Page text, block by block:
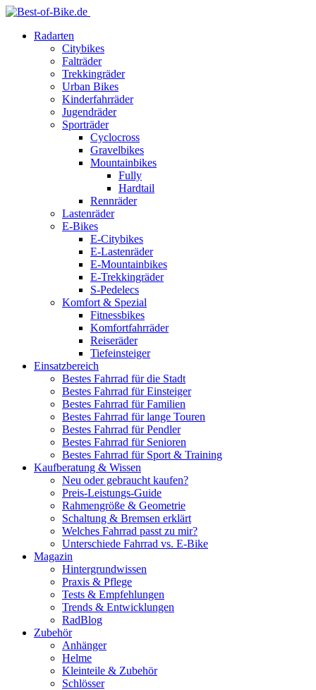
Radarten
Citybikes
Falträder
Trekkingräder
Urban Bikes
Kinderfahrräder
Jugendräder
Sporträder
Cyclocross
Gravelbikes
Mountainbikes
Fully
Hardtail
Rennräder
Lastenräder
E-Bikes
E-Citybikes
E-Lastenräder
E-Mountainbikes
E-Trekkingräder
S-Pedelecs
Komfort & Spezial
Fitnessbikes
Komfortfahrräder
Reiseräder
Tiefeinsteiger
Einsatzbereich
Bestes Fahrrad für die Stadt
Bestes Fahrrad für Einsteiger
Bestes Fahrrad für Familien
Bestes Fahrrad für lange Touren
Bestes Fahrrad für Pendler
Bestes Fahrrad für Senioren
Bestes Fahrrad für Sport & Training
Kaufberatung & Wissen
Neu oder gebraucht kaufen?
Preis-Leistungs-Guide
Rahmengröße & Geometrie
Schaltung & Bremsen erklärt
Welches Fahrrad passt zu mir?
Unterschiede Fahrrad vs. E-Bike
Magazin
Hintergrundwissen
Praxis & Pflege
Tests & Empfehlungen
Trends & Entwicklungen
RadBlog
Zubehör
Anhänger
Helme
Kleinteile & Zubehör
Schlösser